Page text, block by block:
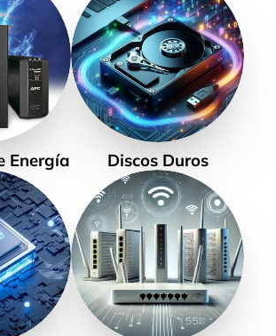
Energía Discos Duros